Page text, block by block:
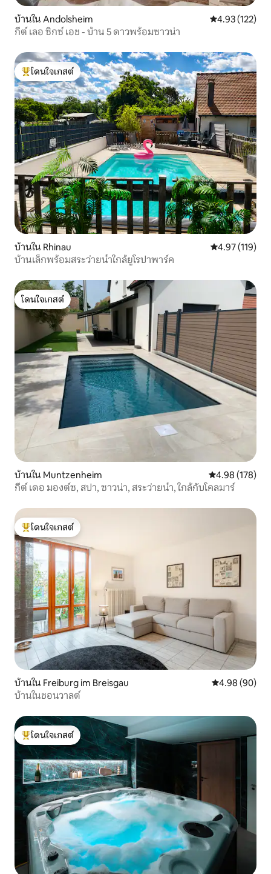
บ้านใน Andolsheim คะแนนเฉลี่ย
4.93 (122)
กีต์ เลอ ซิกซ์ เอช - บ้าน 5 ดาวพร้อมซาวน่า
โดนใจเกสต์ที่สุด
โดนใจเกสต์
บ้านใน Rhinau คะแนนเฉลี่ย
4.97 (119)
บ้านเล็กพร้อมสระว่ายน้ำใกล้ยูโรปาพาร์ค
โดนใจเกสต์
โดนใจเกสต์
บ้านใน Muntzenheim คะแนนเฉลี่ย
4.98 (178)
กีต์ เดอ มองต์ซ, สปา, ซาวน่า, สระว่ายน้ำ, ใกล้กับโคลมาร์
โดนใจเกสต์ที่สุด
โดนใจเกสต์
บ้านใน Freiburg im Breisgau คะแนนเฉลี่ย
4.98 (90)
บ้านในชอนวาลด์
โดนใจเกสต์ที่สุด
โดนใจเกสต์